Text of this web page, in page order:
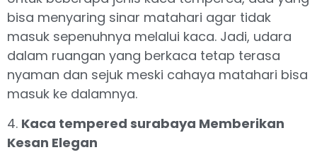
bisa menyaring sinar matahari agar tidak
masuk sepenuhnya melalui kaca. Jadi, udara
dalam ruangan yang berkaca tetap terasa
nyaman dan sejuk meski cahaya matahari bisa
masuk ke dalamnya.
4. Kaca tempered surabaya Memberikan
Kesan Elegan